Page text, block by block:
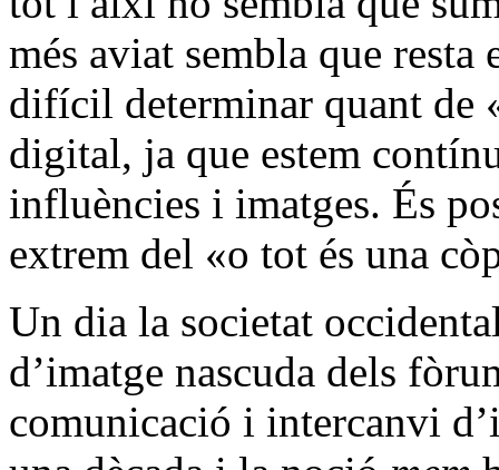
més aviat sembla que
difícil determinar quant de
digital, ja que estem
influències i imatges. És
extrem del «o tot és una
Un dia la societat
d’imatge nascuda dels
comunicació i intercanvi